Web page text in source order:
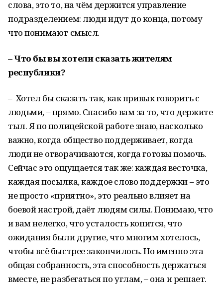
слова, это то, на чём держится управление
подразделением: люди идут до конца, потому
что понимают смысл.
– Что бы вы хотели сказать жителям
республики?
– Хотел бы сказать так, как привык говорить с
людьми, – прямо. Спасибо вам за то, что держите
тыл. Я по полицейской работе знаю, насколько
важно, когда общество поддерживает, когда
люди не отворачиваются, когда готовы помочь.
Сейчас это ощущается так же: каждая весточка,
каждая посылка, каждое слово поддержки – это
не просто «приятно», это реально влияет на
боевой настрой, даёт людям силы. Понимаю, что
и вам нелегко, что усталость копится, что
ожидания были другие, что многим хотелось,
чтобы всё быстрее закончилось. Но именно эта
общая собранность, эта способность держаться
вместе, не разбегаться по углам, – она и решает.